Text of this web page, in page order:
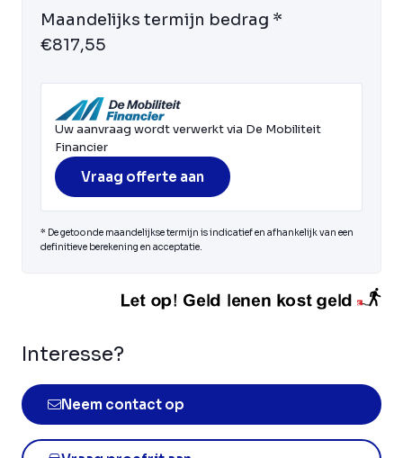
Maandelijks termijn bedrag *
€817,55
Uw aanvraag wordt verwerkt via De Mobiliteit
Financier
Vraag offerte aan
* De getoonde maandelijkse termijn is indicatief en afhankelijk van een
definitieve berekening en acceptatie.
Interesse?
Neem contact op